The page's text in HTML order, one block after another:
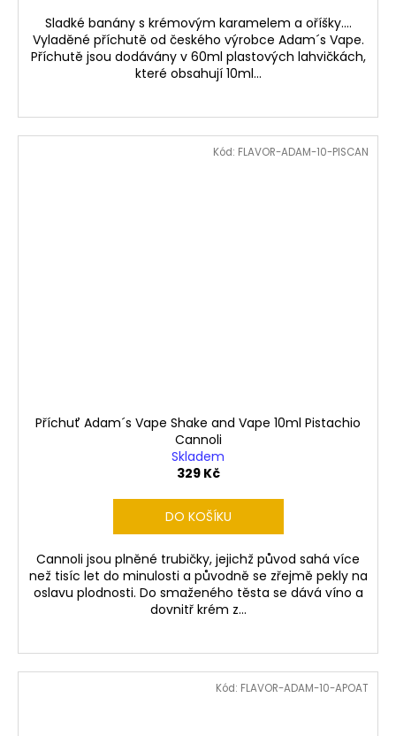
Sladké banány s krémovým karamelem a oříšky....
Vyladěné příchutě od českého výrobce Adam´s Vape.
Příchutě jsou dodávány v 60ml plastových lahvičkách,
které obsahují 10ml...
Příchuť Adam´s Vape Shake and Vape 10ml Pistachio
Cannoli
Skladem
329 Kč
DO KOŠÍKU
Cannoli jsou plněné trubičky, jejichž původ sahá více
než tisíc let do minulosti a původně se zřejmě pekly na
oslavu plodnosti. Do smaženého těsta se dává víno a
dovnitř krém z...
Kód: FLAVOR-ADAM-10-PISCAN
Kód: FLAVOR-ADAM-10-APOAT